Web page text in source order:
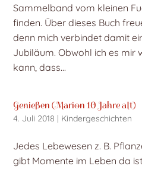
Sammelband vom kleinen
finden. Über dieses Buch
denn mich verbindet damit
Jubiläum. Obwohl ich es mir
kann, dass...
Genießen (Marion 10 Jahre alt)
4. Juli 2018 | Kindergeschichten
Jedes Lebewesen z. B.
gibt Momente im Leben da